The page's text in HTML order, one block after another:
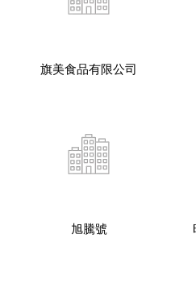
旗美食品有限公司
旭騰號